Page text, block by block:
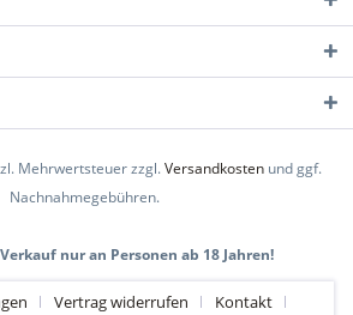
Mehrwertsteuer zzgl.Versandkosten und ggf.
Nachnahmegebühren.
nur an Personen ab 18 Jahren!
Vertrag widerrufen Kontakt